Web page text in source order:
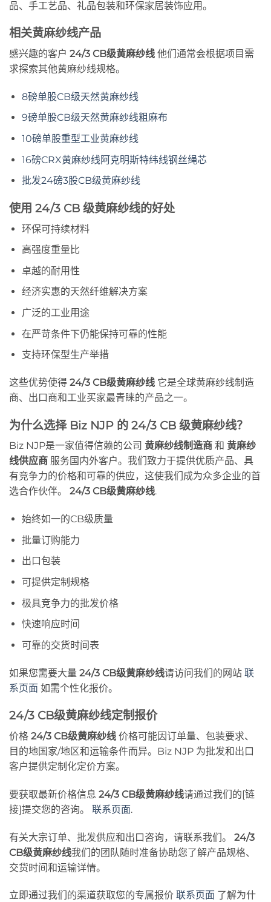
品、手工艺品、礼品包装和环保家居装饰应用。
相关黄麻纱线产品
感兴趣的客户 24/3 CB级黄麻纱线 他们通常会根据项目需
求探索其他黄麻纱线规格。
8磅单股CB级天然黄麻纱线
9磅单股CB级天然黄麻纱线粗麻布
10磅单股重型工业黄麻纱线
16磅CRX黄麻纱线阿克明斯特纬线钢丝绳芯
批发24磅3股CB级黄麻纱线
使用 24/3 CB 级黄麻纱线的好处
环保可持续材料
高强度重量比
卓越的耐用性
经济实惠的天然纤维解决方案
广泛的工业用途
在严苛条件下仍能保持可靠的性能
支持环保型生产举措
这些优势使得 24/3 CB级黄麻纱线 它是全球黄麻纱线制造
商、出口商和工业买家最青睐的产品之一。
为什么选择 Biz NJP 的 24/3 CB 级黄麻纱线？
Biz NJP是一家值得信赖的公司 黄麻纱线制造商 和 黄麻纱
线供应商 服务国内外客户。我们致力于提供优质产品、具
有竞争力的价格和可靠的供应，这使我们成为众多企业的首
选合作伙伴。 24/3 CB级黄麻纱线.
始终如一的CB级质量
批量订购能力
出口包装
可提供定制规格
极具竞争力的批发价格
快速响应时间
可靠的交货时间表
如果您需要大量 24/3 CB级黄麻纱线请访问我们的网站 联
系页面 如需个性化报价。
24/3 CB级黄麻纱线定制报价
价格 24/3 CB级黄麻纱线 价格可能因订单量、包装要求、
目的地国家/地区和运输条件而异。Biz NJP 为批发和出口
客户提供定制化定价方案。
要获取最新价格信息 24/3 CB级黄麻纱线请通过我们的[链
接]提交您的咨询。 联系页面.
有关大宗订单、批发供应和出口咨询，请联系我们。 24/3
CB级黄麻纱线我们的团队随时准备协助您了解产品规格、
交货时间和运输详情。
立即通过我们的渠道获取您的专属报价 联系页面 了解为什